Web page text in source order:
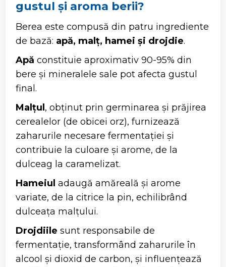
gustul și aroma berii?
Berea este compusă din patru ingrediente
de bază: apă, malț, hamei și drojdie.
Apă constituie aproximativ 90-95% din
bere și mineralele sale pot afecta gustul
final.
Malțul , obținut prin germinarea și prăjirea
cerealelor (de obicei orz), furnizează
zaharurile necesare fermentației și
contribuie la culoare și arome, de la
dulceag la caramelizat.
Hameiul adaugă amăreală și arome
variate, de la citrice la pin, echilibrând
dulceața malțului.
Drojdiile sunt responsabile de
fermentație, transformând zaharurile în
alcool și dioxid de carbon, și influențează